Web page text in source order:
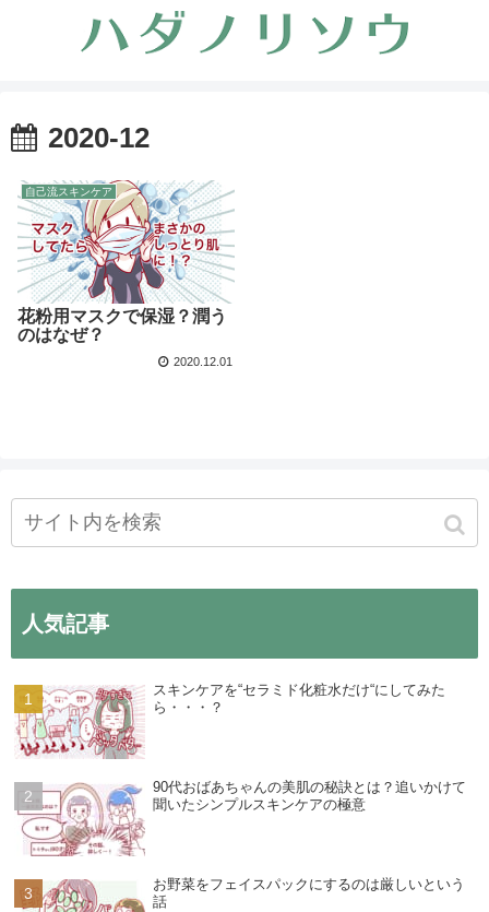
2020-12
自己流スキンケア
花粉用マスクで保湿？潤う
のはなぜ？
2020.12.01
人気記事
スキンケアを“セラミド化粧水だけ“にしてみた
ら・・・？
90代おばあちゃんの美肌の秘訣とは？追いかけて
聞いたシンプルスキンケアの極意
お野菜をフェイスパックにするのは厳しいという
話